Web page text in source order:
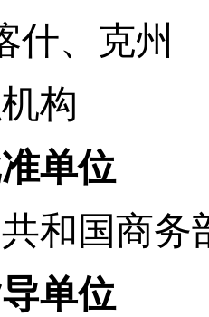
什、克州
构
单位
和国商务
导单位